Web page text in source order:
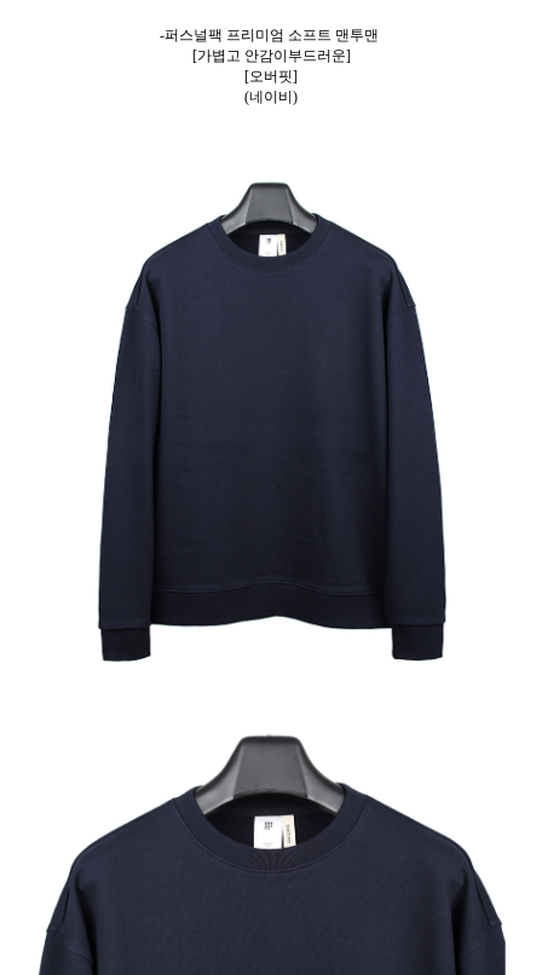
-퍼스널팩 프리미엄 소프트 맨투맨
[가볍고 안감이부드러운]
[오버핏]
(네이비)